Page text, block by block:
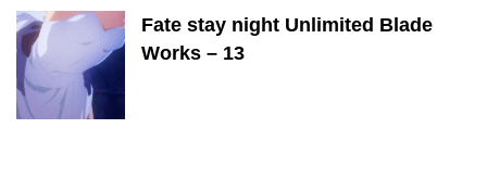
Fate stay night Unlimited Blade
Works – 13